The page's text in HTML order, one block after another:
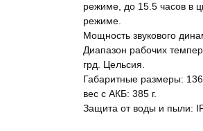
режиме, до 15.5 часов в
режиме.
Мощность звукового
Диапазон рабочих
грд. Цельсия.
Габаритные размеры:
вес с АКБ: 385 г.
Защита от воды и пыли: